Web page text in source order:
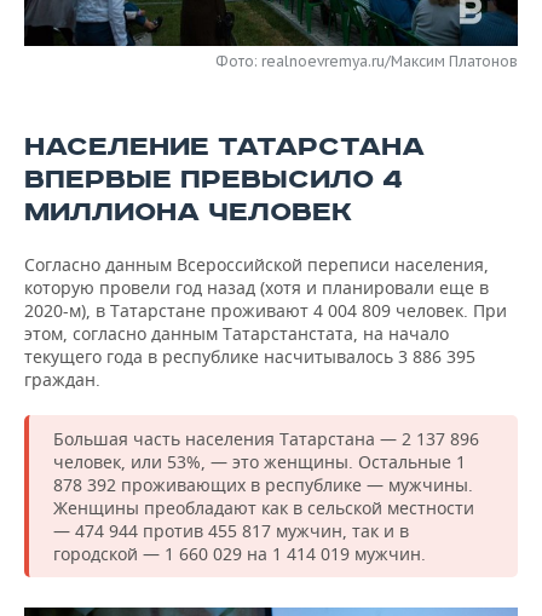
НЕФТЕХИМИЯ
ЭНЕРГЕТИКА
РОЗНИЧНАЯ ТОРГОВЛЯ
УСЛУГИ
НОВОСТИ ТЕХНОЛОГИЙ
МЕДИА
ТЕЛЕКОММУНИКАЦИИ
МЕРОПРИЯТИЯ
ВЫЕЗДНАЯ РЕДАКЦИЯ
БИЗНЕС-БРАНЧИ
ONLINE-КОНФЕРЕНЦИИ
ОТКРЫТАЯ ЛЕКЦИЯ
НОВОСТИ СПОРТА
ФУТБОЛ
ХОККЕЙ
БАСКЕТБОЛ
ВОЛЕЙБОЛ
КИБЕРСПОРТ
ФИГУРНОЕ КАТАНИЕ
ВОДНЫЕ ВИДЫ СПОРТА
ХОККЕЙ С МЯЧОМ
ОБЩЕСТВО
НОВОСТИ ОБЩЕСТВА
ВЛАСТЬ
ИНФРАСТРУКТУРА
ИСТОРИЯ
КУЛЬТУРА
МЕДИЦИНА
ОБРАЗОВАНИЕ
ПРОИСШЕСТВИЯ
ФОТОГАЛЕРЕЯ
СЮЖЕТЫ
СПРАВОЧНИК
СПИСОК ПЕРСОН
СПИСОК КОМПАНИЙ
ПОЛНАЯ ВЕРСИЯ
Фото: realnoevremya.ru/Максим Платонов
НАСЕЛЕНИЕ ТАТАРСТАНА
ВПЕРВЫЕ ПРЕВЫСИЛО 4
МИЛЛИОНА ЧЕЛОВЕК
Согласно данным Всероссийской переписи населения,
которую провели год назад (хотя и планировали еще в
2020-м), в Татарстане проживают 4 004 809 человек. При
этом, согласно данным Татарстанстата, на начало
текущего года в республике насчитывалось 3 886 395
граждан.
Большая часть населения Татарстана — 2 137 896
человек, или 53%, — это женщины. Остальные 1
878 392 проживающих в республике — мужчины.
Женщины преобладают как в сельской местности
— 474 944 против 455 817 мужчин, так и в
городской — 1 660 029 на 1 414 019 мужчин.